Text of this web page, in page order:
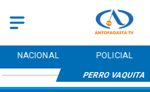
NACIONAL POLICIAL
PERRO VAQUITA